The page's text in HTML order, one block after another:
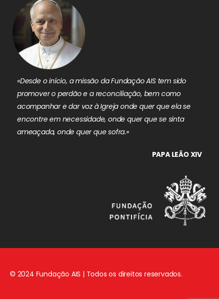
«Desde o início, a missão da Fundação AIS tem sido
promover o perdão e a reconciliação, bem como
acompanhar e dar voz à Igreja onde quer que ela se
encontre em necessidade, onde quer que se sinta
ameaçada, onde quer que sofra.»
PAPA LEÃO XIV
© 2024 Fundação AIS | Todos os direitos reservados.